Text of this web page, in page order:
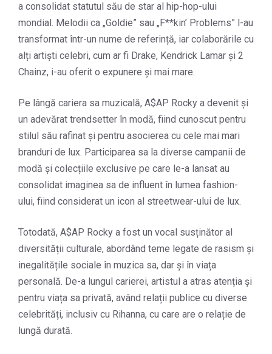
a consolidat statutul său de star al hip-hop-ului
mondial. Melodii ca „Goldie” sau „F**kin’ Problems” l-au
transformat într-un nume de referință, iar colaborările cu
alți artiști celebri, cum ar fi Drake, Kendrick Lamar și 2
Chainz, i-au oferit o expunere și mai mare.
Pe lângă cariera sa muzicală, A$AP Rocky a devenit și
un adevărat trendsetter în modă, fiind cunoscut pentru
stilul său rafinat și pentru asocierea cu cele mai mari
branduri de lux. Participarea sa la diverse campanii de
modă și colecțiile exclusive pe care le-a lansat au
consolidat imaginea sa de influent în lumea fashion-
ului, fiind considerat un icon al streetwear-ului de lux.
Totodată, A$AP Rocky a fost un vocal susținător al
diversității culturale, abordând teme legate de rasism și
inegalitățile sociale în muzica sa, dar și în viața
personală. De-a lungul carierei, artistul a atras atenția și
pentru viața sa privată, având relații publice cu diverse
celebrități, inclusiv cu Rihanna, cu care are o relație de
lungă durată.